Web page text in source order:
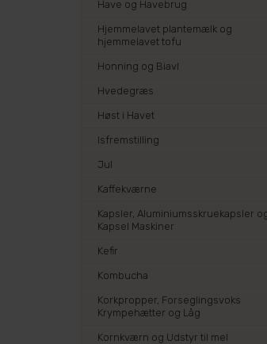
Have og Havebrug
Hjemmelavet plantemælk og
hjemmelavet tofu
Honning og Biavl
Hvedegræs
Høst i Havet
Isfremstilling
Jul
Kaffekværne
Kapsler, Aluminiumsskruekapsler
Kapsel Maskiner
Kefir
Kombucha
Korkpropper, Forseglingsvoks
Krympehætter og Låg
Kornkværn og Udstyr til mel